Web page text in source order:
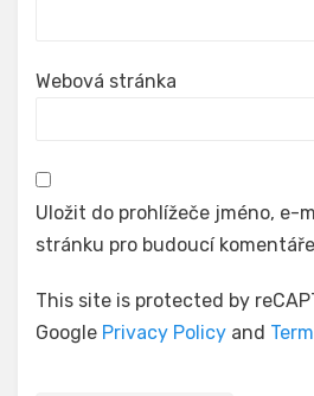
Webová stránka
Uložit do prohlížeče jméno, e-
stránku pro budoucí
This site is protected by
Google Privacy Policy and